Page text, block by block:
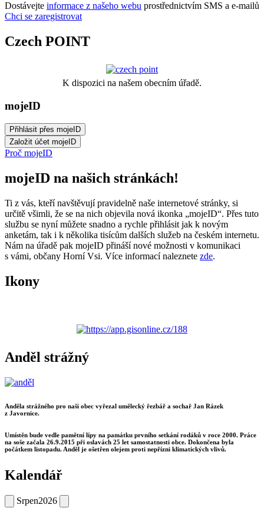
Dostávejte informace z našeho webu prostřednictvím SMS a e-mailů
Chci se zaregistrovat
Czech POINT
K dispozici na našem obecním úřadě.
mojeID
Proč mojeID
mojeID na našich stránkách!
Ti z vás, kteří navštěvují pravidelně naše internetové stránky, si
určitě všimli, že se na nich objevila nová ikonka „mojeID“. Přes tuto
službu se nyní můžete snadno a rychle přihlásit jak k novým
anketám, tak i k několika tisícům dalších služeb na českém internetu.
Nám na úřadě pak mojeID přináší nové možnosti v komunikaci
s vámi, občany Horní Vsi. Více informací naleznete zde.
Ikony
Anděl strážný
Anděla strážného pro naši obec vyřezal umělecký řezbář a sochař Jan Rázek
z Javornice.
Umístěn bude vedle pamětní lípy na památku prvního setkání rodáků v roce 2000. Práce
na soše začala 26.9.2015 při oslavách 25 let samostatnosti obce. Dokončena byla
počátkem listopadu. Anděl je ošetřen olejem proti nepřízni klimatických vlivů.
Kalendář
Srpen2026